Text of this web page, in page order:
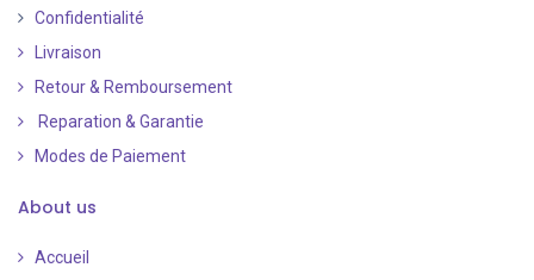
Confidentialité
Livraison
Retour & Remboursement
Reparation & Garantie
Modes de Paiement
About us
Accueil